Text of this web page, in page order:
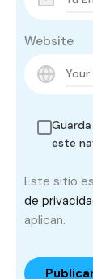
Website
este
Este sitio
de
aplican.